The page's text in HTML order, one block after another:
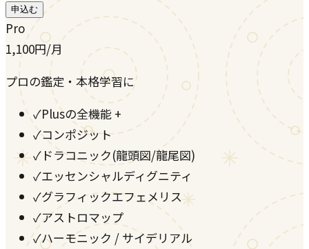
申込む
Pro
1,100円/月
プロの鑑定・本格学習に
✓Plusの全機能 +
✓コンポジット
✓ ドラコニック(龍頭図/龍尾図)
✓エッセンシャルディグニティ
✓グラフィックエフェメリス
✓アストロマップ
✓ハーモニック / サイデリアル